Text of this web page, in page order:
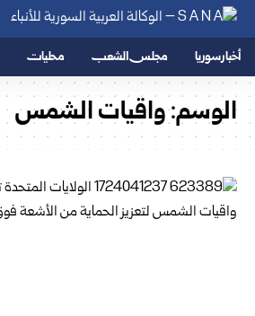
أخبار سوريا مجلس الشعب محليات
الوسم:واقيات الشمس